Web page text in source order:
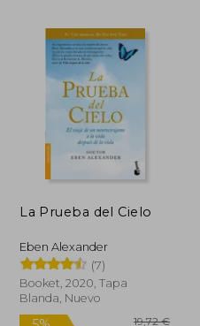
La Prueba del Cielo
Eben Alexander
(7)
Booket, 2020, Tapa
Blanda, Nuevo